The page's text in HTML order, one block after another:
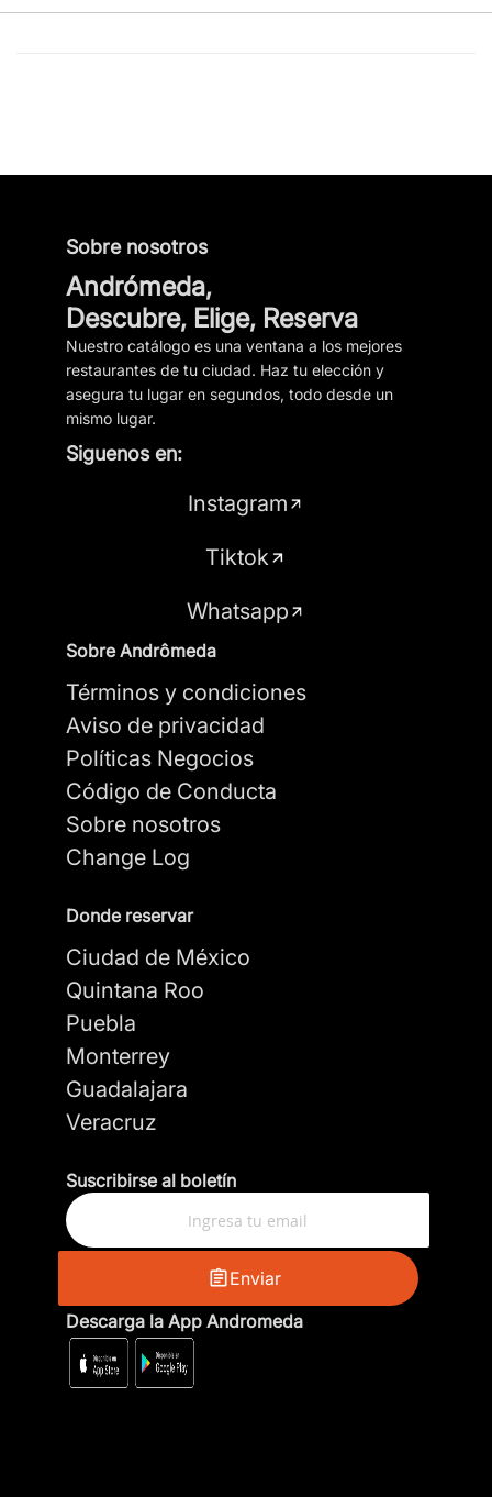
Sobre nosotros
Andrómeda,
Descubre, Elige, Reserva
Nuestro catálogo es una ventana a los mejores
restaurantes de tu ciudad. Haz tu elección y
asegura tu lugar en segundos, todo desde un
mismo lugar.
Siguenos en:
Instagram
Tiktok
Whatsapp
Sobre Andrômeda
Términos y condiciones
Aviso de privacidad
Políticas Negocios
Código de Conducta
Sobre nosotros
Change Log
Donde reservar
Ciudad de México
Quintana Roo
Puebla
Monterrey
Guadalajara
Veracruz
Suscribirse al boletín
Enviar
Descarga la App Andromeda